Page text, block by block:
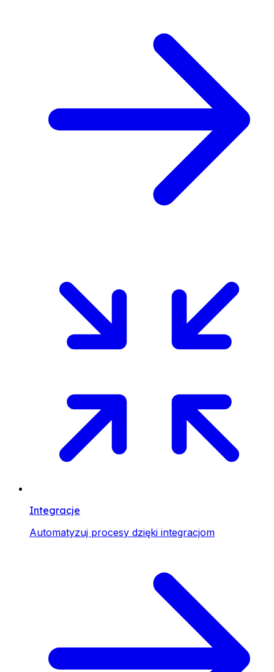
Integracje
Automatyzuj procesy dzięki integracjom